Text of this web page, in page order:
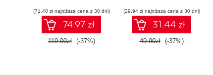
(71,40 zł najniższa cena z 30 dni)
74.97 zł
119.00zł (-37%)
(29,94 zł najniższa cena z 30 dni)
31.44 zł
49.90zł (-37%)